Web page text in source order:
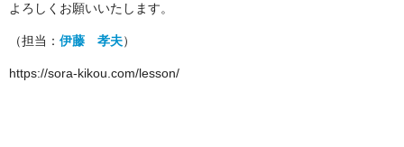
よろしくお願いいたします。
（担当： 伊藤 孝夫）
https://sora-kikou.com/lesson/